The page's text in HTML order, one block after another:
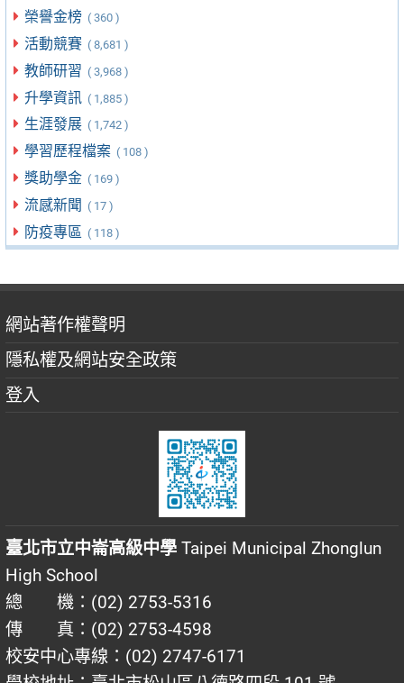
榮譽金榜 ( 360 )
活動競賽 ( 8,681 )
教師研習 ( 3,968 )
升學資訊 ( 1,885 )
生涯發展 ( 1,742 )
學習歷程檔案 ( 108 )
獎助學金 ( 169 )
流感新聞 ( 17 )
防疫專區 ( 118 )
網站著作權聲明
隱私權及網站安全政策
登入
臺北市立中崙高級中學 Taipei Municipal Zhonglun
High School
總 機：(02) 2753-5316
傳 真：(02) 2753-4598
校安中心專線：(02) 2747-6171